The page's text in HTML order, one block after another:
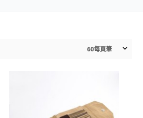
60每頁筆